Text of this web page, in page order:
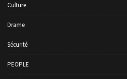
Culture
Drame
Sécurité
PEOPLE